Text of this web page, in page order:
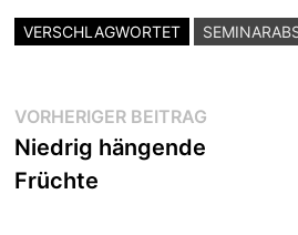
VERSCHLAGWORTET
VORHERIGER BEITRAG
Niedrig hängende
Früchte